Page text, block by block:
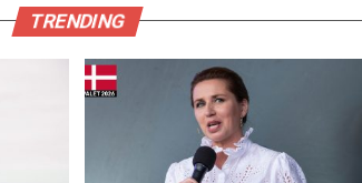
TRENDING